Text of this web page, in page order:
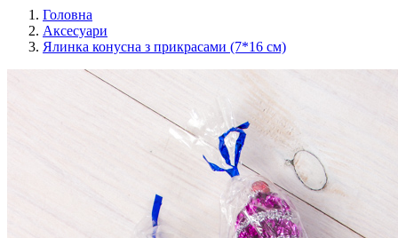
Головна
Аксесуари
Ялинка конусна з прикрасами (7*16 см)